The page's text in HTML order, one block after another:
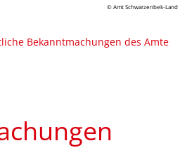
© Amt Schwarzenbek-Land
Bekanntmachungen des Amtes